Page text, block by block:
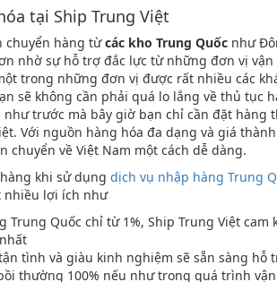
tại Ship Trung Việt
chuyển hàng từcác kho Trung Quốc như
nhờ sự hỗ trợ đắc lực từ những đơn vị
trong những đơn vị được rất nhiều các
sẽ không cần phải quá lo lắng về thủ tục
trước mà bây giờ bạn chỉ cần đặt hàng
Với nguồn hàng hóa đa dạng và giá
chuyển về Việt Nam một cách dễ dàng.
khi sử dụng dịch vụ nhập hàng Trung
nhiều lợi ích như
Trung Quốc chỉ từ 1%, Ship Trung Việt
tình và giàu kinh nghiệm sẽ sẵn sàng hỗ
thường 100% nếu như trong quá trình